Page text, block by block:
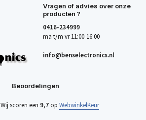
Vragen of advies over onze
producten ?
0416-234999
ma t/m vr 11:00-16:00
info@benselectronics.nl
Beoordelingen
Wij scoren een 9,7op WebwinkelKeur